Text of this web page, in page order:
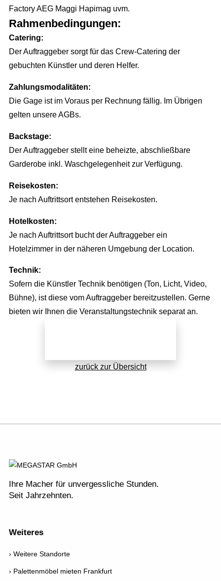
AGB
Factory AEG Maggi Hapimag uvm.
Rahmenbedingungen:
Catering:
Der Auftraggeber sorgt für das Crew-Catering der
gebuchten Künstler und deren Helfer.
Zahlungsmodalitäten:
Die Gage ist im Voraus per Rechnung fällig. Im Übrigen
gelten unsere AGBs.
Backstage:
Der Auftraggeber stellt eine beheizte, abschließbare
Garderobe inkl. Waschgelegenheit zur Verfügung.
Reisekosten:
Je nach Auftrittsort entstehen Reisekosten.
Hotelkosten:
Je nach Auftrittsort bucht der Auftraggeber ein
Hotelzimmer in der näheren Umgebung der Location.
Technik:
Sofern die Künstler Technik benötigen (Ton, Licht, Video,
Bühne), ist diese vom Auftraggeber bereitzustellen. Gerne
bieten wir Ihnen die Veranstaltungstechnik separat an.
zurück zur Übersicht
Ihre Macher für unvergessliche Stunden.
Seit Jahrzehnten.
Weiteres
Weitere Standorte
Palettenmöbel mieten Frankfurt